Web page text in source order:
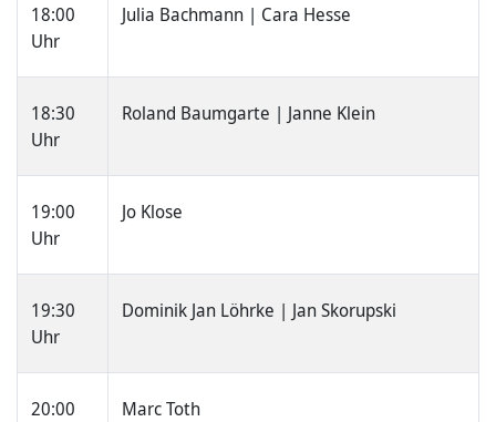
18:00
Uhr
Julia Bachmann | Cara Hesse
18:30
Uhr
Roland Baumgarte | Janne Klein
19:00
Uhr
Jo Klose
19:30
Uhr
Dominik Jan Löhrke | Jan Skorupski
20:00
Marc Toth